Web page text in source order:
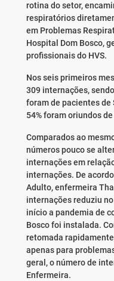
rotina do setor,
respiratórios
em Problemas
Hospital Dom Bosco,
profissionais do HVS.
Nos seis primeiros
309 internações,
foram de pacientes de
54% foram oriundos
Comparados ao
números pouco se
internações em
internações. De
Adulto, enfermeira
internações reduziu
início a pandemia de
Bosco foi instalada.
retomada
apenas para
geral, o número de
Enfermeira.